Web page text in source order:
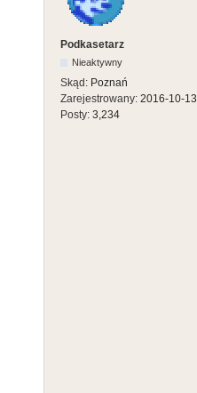
Podkasetarz
Nieaktywny
Skąd: Poznań
Zarejestrowany: 2016-10-13
Posty: 3,234